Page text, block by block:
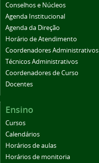
Conselhos e Núcleos
Agenda Institucional
Agenda da Direção
Horário de Atendimento
Coordenadores Administrativos
Técnicos Administrativos
Coordenadores de Curso
Docentes
Ensino
Cursos
Calendários
Horários de aulas
Horários de monitoria